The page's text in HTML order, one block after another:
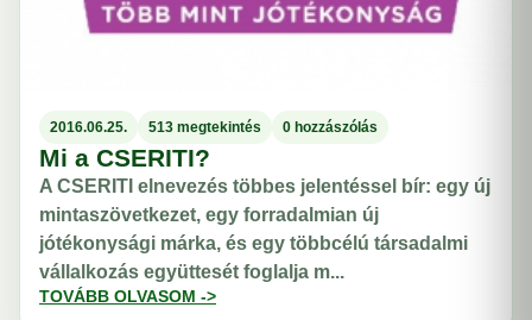
2016.06.25. 513 megtekintés 0 hozzászólás
Mi a CSERITI?
A CSERITI elnevezés többes jelentéssel bír: egy új
mintaszövetkezet, egy forradalmian új
jótékonysági márka, és egy többcélú társadalmi
vállalkozás együttesét foglalja m...
TOVÁBB OLVASOM ->